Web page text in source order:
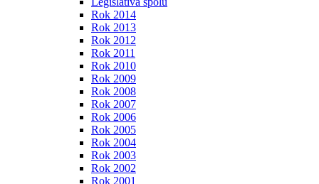
Rok 2014
Rok 2013
Rok 2012
Rok 2011
Rok 2010
Rok 2009
Rok 2008
Rok 2007
Rok 2006
Rok 2005
Rok 2004
Rok 2003
Rok 2002
Rok 2001